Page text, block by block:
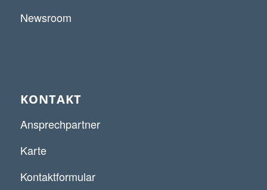
Newsroom
KONTAKT
Ansprechpartner
Karte
Kontaktformular